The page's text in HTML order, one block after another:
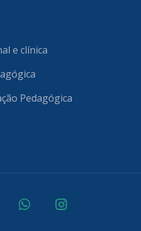
e clínica
Pedagógica